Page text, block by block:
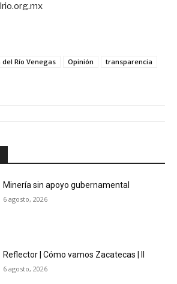
del Río Venegas Opinión
transparencia
Minería sin apoyo gubernamental
6 agosto, 2026
Reflector | Cómo vamos Zacatecas | II
6 agosto, 2026